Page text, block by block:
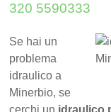
320 5590333
Se hai un
problema
idraulico a
Minerbio, se